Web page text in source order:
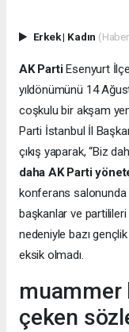
Erkek| Kadın
AK PartiEsenyurt
yıldönümünü 14
coşkulu bir akşam
Parti İstanbul İl
çıkış yaparak, “Biz
daha AK Parti
konferans salonunda
başkanlar ve
nedeniyle bazı
eksik olmadı.
muammer
çeken